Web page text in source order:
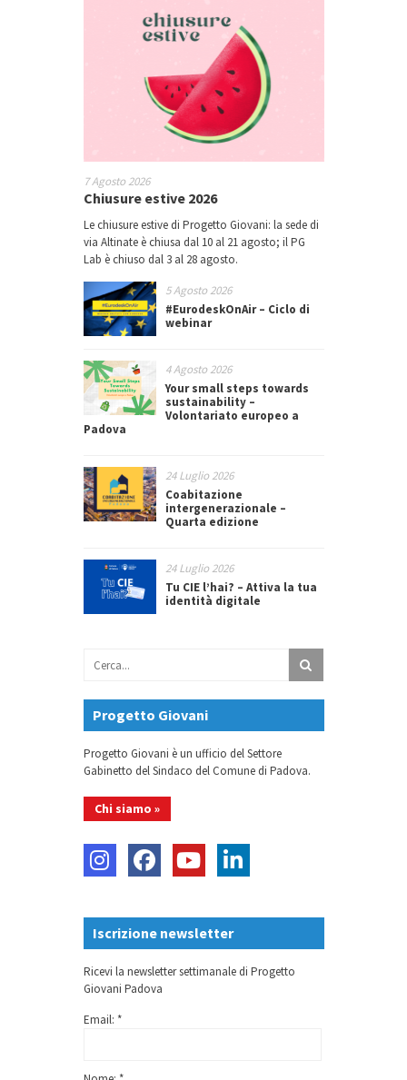
7 Agosto 2026
Chiusure estive 2026
Le chiusure estive di Progetto Giovani: la sede di
via Altinate è chiusa dal 10 al 21 agosto; il PG
Lab è chiuso dal 3 al 28 agosto.
5 Agosto 2026
#EurodeskOnAir – Ciclo di
webinar
4 Agosto 2026
Your small steps towards
sustainability –
Volontariato europeo a
Padova
24 Luglio 2026
Coabitazione
intergenerazionale –
Quarta edizione
24 Luglio 2026
Tu CIE l’hai? – Attiva la tua
identità digitale
Progetto Giovani
Progetto Giovani è un ufficio del Settore
Gabinetto del Sindaco del Comune di Padova.
Chi siamo »
Iscrizione newsletter
Ricevi la newsletter settimanale di Progetto
Giovani Padova
Email: *